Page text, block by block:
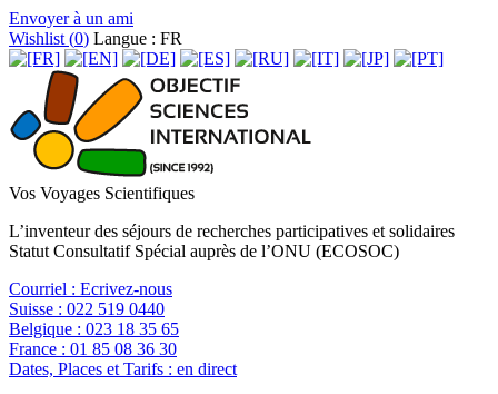
Envoyer à un ami
Wishlist (0) Langue : FR
Vos Voyages Scientifiques
L’inventeur des séjours de recherches participatives et solidaires
Statut Consultatif Spécial auprès de l’ONU (ECOSOC)
Courriel : Ecrivez-nous
Suisse : 022 519 0440
Belgique : 023 18 35 65
France : 01 85 08 36 30
Dates, Places et Tarifs : en direct